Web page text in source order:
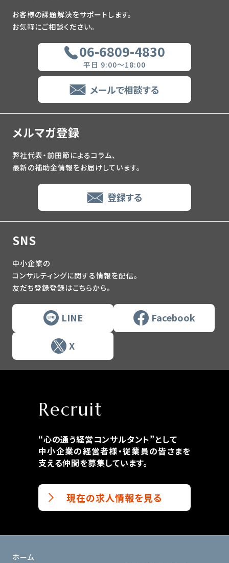
お客様の課題解決をサポートします。
お気軽にご相談ください。
06-6809-4830
平日 9:00～18:00
メールで相談する
メルマガ登録
弊社代表・前田節によるコラム、
最新の補助金情報をお届けしています。
登録する
SNS
中小企業の
コンサルティングに関する情報を配信。
友だち登録登録はこちらから。
LINE Facebook
X
Recruit
“心の通う経営コンサルタント”として
中小企業の経営者様・従業員の皆さまを
支える仲間を募集しています。
現在の求人情報を見る
ホーム